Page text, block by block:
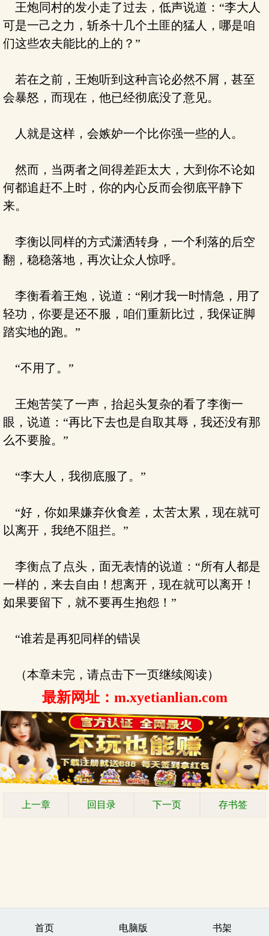
王炮同村的发小走了过去，低声说道：“李大人
可是一己之力，斩杀十几个土匪的猛人，哪是咱
们这些农夫能比的上的？”
若在之前，王炮听到这种言论必然不屑，甚至
会暴怒，而现在，他已经彻底没了意见。
人就是这样，会嫉妒一个比你强一些的人。
然而，当两者之间得差距太大，大到你不论如
何都追赶不上时，你的内心反而会彻底平静下
来。
李衡以同样的方式潇洒转身，一个利落的后空
翻，稳稳落地，再次让众人惊呼。
李衡看着王炮，说道：“刚才我一时情急，用了
轻功，你要是还不服，咱们重新比过，我保证脚
踏实地的跑。”
“不用了。”
王炮苦笑了一声，抬起头复杂的看了李衡一
眼，说道：“再比下去也是自取其辱，我还没有那
么不要脸。”
“李大人，我彻底服了。”
“好，你如果嫌弃伙食差，太苦太累，现在就可
以离开，我绝不阻拦。”
李衡点了点头，面无表情的说道：“所有人都是
一样的，来去自由！想离开，现在就可以离开！
如果要留下，就不要再生抱怨！”
“谁若是再犯同样的错误
（本章未完，请点击下一页继续阅读）
最新网址：m.xyetianlian.com
上一章 回目录 下一页 存书签
首页 电脑版 书架